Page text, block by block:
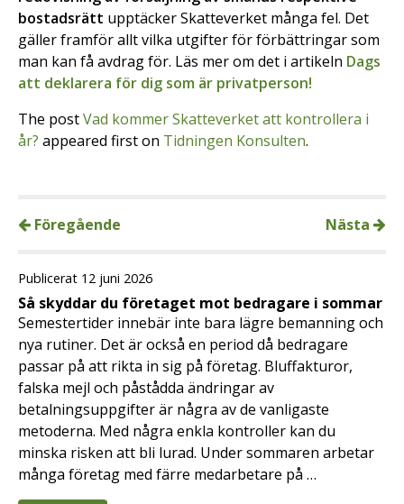
bostadsrätt upptäcker Skatteverket många fel. Det
gäller framför allt vilka utgifter för förbättringar som
man kan få avdrag för. Läs mer om det i artikeln Dags
att deklarera för dig som är privatperson!
The postVad kommer Skatteverket att kontrollera i
år? appeared first on Tidningen Konsulten.
Föregående Nästa
Publicerat 12 juni 2026
Så skyddar du företaget mot bedragare i sommar
Semestertider innebär inte bara lägre bemanning och
nya rutiner. Det är också en period då bedragare
passar på att rikta in sig på företag. Bluffakturor,
falska mejl och påstådda ändringar av
betalningsuppgifter är några av de vanligaste
metoderna. Med några enkla kontroller kan du
minska risken att bli lurad. Under sommaren arbetar
många företag med färre medarbetare på …